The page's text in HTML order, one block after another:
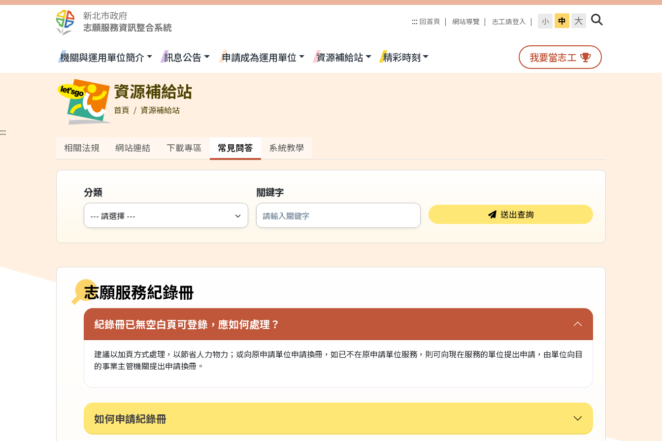
跳到主要內容區塊常見問答 ::: 回首頁 網站導覽 志工請登入 小 中 大
:::
機關與運用單位簡介 訊息公告 申請成為運用單位 資源補給站 精彩時刻 我要當志工
全站搜尋 全站搜尋
資源補給站
首頁
資源補給站
:::
相關法規 網站連結 下載專區 常見問答 系統教學
分類 關鍵字
送出查詢
志願服務紀錄冊
紀錄冊已無空白頁可登錄，應如何處理？
建議以加頁方式處理，以節省人力物力；或向原申請單位申請換冊，如已不在原申請單位服務，則可向現在服務的單位提出申請，由單位向目
的事業主管機關提出申請換冊。
如何申請紀錄冊